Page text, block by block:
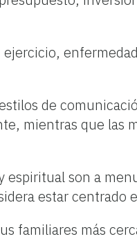
de
mientras que las
son a
estar centrado
familiares más